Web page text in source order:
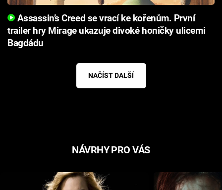
Assassin’s Creed se vrací ke kořenům. První
trailer hry Mirage ukazuje divoké honičky ulicemi
Bagdádu
NAČÍST DALŠÍ
NÁVRHY PRO VÁS